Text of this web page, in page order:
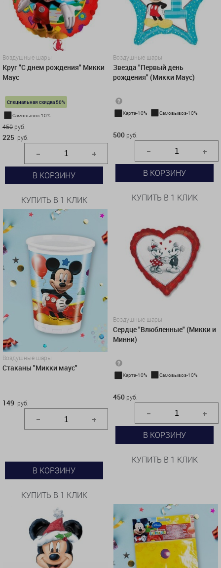
Воздушные шары
Круг "С днем рождения" Микки
Маус
Специальная скидка 50%
Самовывоз-10%
450 руб.
225 руб.
В КОРЗИНУ
КУПИТЬ В 1 КЛИК
Воздушные шары
Звезда "Первый день
рождения" (Микки Маус)
Карта-10% Самовывоз-10%
500 руб.
В КОРЗИНУ
КУПИТЬ В 1 КЛИК
Воздушные шары
Стаканы "Микки маус"
149 руб.
В КОРЗИНУ
КУПИТЬ В 1 КЛИК
Воздушные шары
Сердце "Влюбленные" (Микки и
Минни)
Карта-10% Самовывоз-10%
450 руб.
В КОРЗИНУ
КУПИТЬ В 1 КЛИК